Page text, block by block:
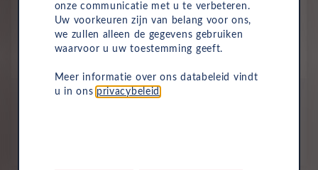
All-inclusive prijs vanaf
onze communicatie met u te verbeteren.
Uw voorkeuren zijn van belang voor ons,
we zullen alleen de gegevens gebruiken
waarvoor u uw toestemming geeft.
Meer informatie over ons databeleid vindt
u in ons privacybeleid